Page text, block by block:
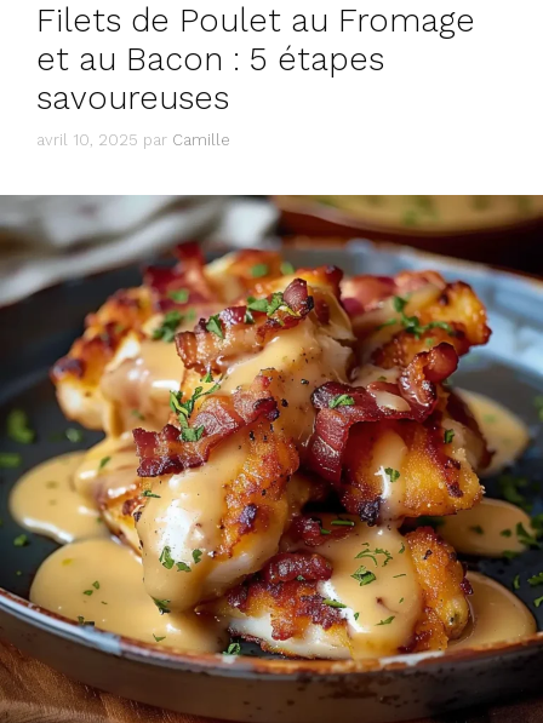
Filets de Poulet au Fromage
et au Bacon : 5 étapes
savoureuses
avril 10, 2025 par Camille